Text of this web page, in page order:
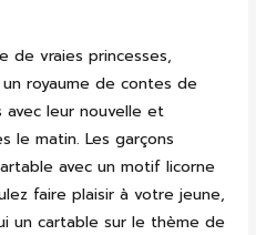
de vraies princesses,
royaume de contes de
leur nouvelle et
le matin. Les garçons
avec un motif licorne
faire plaisir à votre jeune,
un cartable sur le thème de